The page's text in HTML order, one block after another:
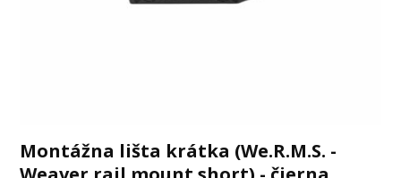
Montážna lišta krátka (We.R.M.S. -